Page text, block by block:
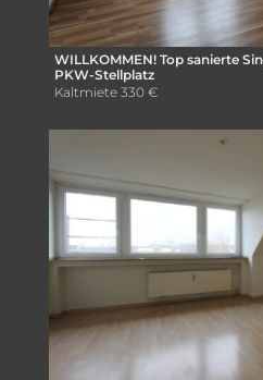
WILLKOMMEN! Top sanierte
PKW-Stellplatz
Kaltmiete 330 €